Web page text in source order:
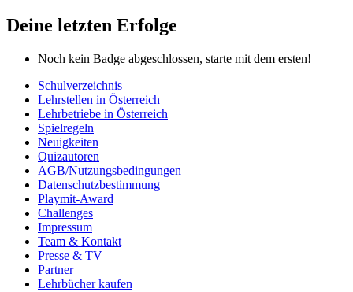
Deine letzten Erfolge
Noch kein Badge abgeschlossen, starte mit dem ersten!
Schulverzeichnis
Lehrstellen in Österreich
Lehrbetriebe in Österreich
Spielregeln
Neuigkeiten
Quizautoren
AGB/Nutzungsbedingungen
Datenschutzbestimmung
Playmit-Award
Challenges
Impressum
Team & Kontakt
Presse & TV
Partner
Lehrbücher kaufen